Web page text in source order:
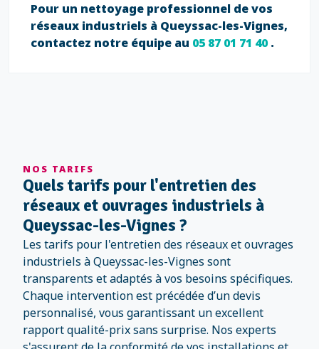
Pour un nettoyage professionnel de vos
réseaux industriels à Queyssac-les-Vignes,
contactez notre équipe au 05 87 01 71 40.
NOS TARIFS
Quels tarifs pour l'entretien des
réseaux et ouvrages industriels à
Queyssac-les-Vignes ?
Les tarifs pour l'entretien des réseaux et ouvrages
industriels à Queyssac-les-Vignes sont
transparents et adaptés à vos besoins spécifiques.
Chaque intervention est précédée d’un devis
personnalisé, vous garantissant un excellent
rapport qualité-prix sans surprise. Nos experts